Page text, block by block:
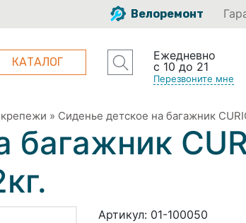
Велоремонт
КАТАЛОГ
Ежедневно
с 10 до 21
Перезвоните мне
» Сиденье детское на багажник
багажник
Артикул: 01-100050